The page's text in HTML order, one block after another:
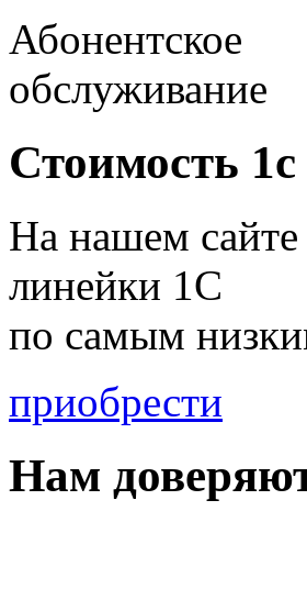
Абонентское
обслуживание
Стоимость 1с
На нашем
линейки 1С
по самым
приобрести
Нам